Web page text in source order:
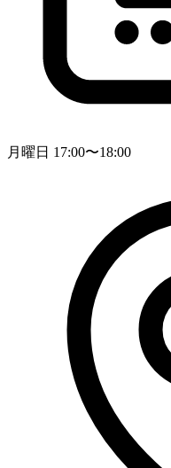
月曜日 17:00〜18:00